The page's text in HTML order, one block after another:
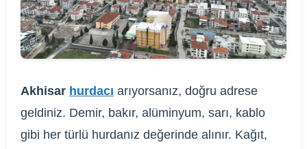
Akhisar hurdacı arıyorsanız, doğru adrese
geldiniz. Demir, bakır, alüminyum, sarı, kablo
gibi her türlü hurdanız değerinde alınır. Kağıt,